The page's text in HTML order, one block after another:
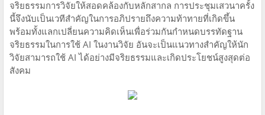
จริยธรรมการวิจัยให้สอดคล้องกับหลักสากล การประชุมเสวนาครั้ง
นี้จึงนับเป็นเวทีสำคัญในการอภิปรายถึงความท้าทายที่เกิดขึ้น
พร้อมทั้งแลกเปลี่ยนความคิดเห็นเพื่อร่วมกันกำหนดบรรทัดฐาน
จริยธรรมในการใช้ AI ในงานวิจัย อันจะเป็นแนวทางสำคัญให้นัก
วิจัยสามารถใช้ AI ได้อย่างมีจริยธรรมและเกิดประโยชน์สูงสุดต่อ
สังคม